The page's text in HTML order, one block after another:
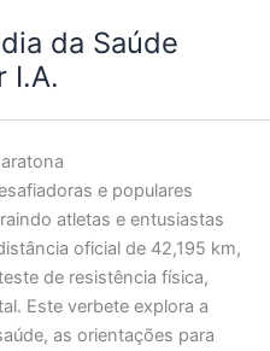
da Saúde
I.A.
e populares
atletas e entusiastas
oficial de 42,195 km,
de resistência física,
Este verbete explora a
as orientações para